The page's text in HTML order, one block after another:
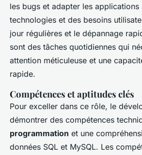
les bugs et adapter les
technologies et des besoins
jour régulières et le dépannage
sont des tâches quotidiennes qui
attention méticuleuse et une
rapide.
Compétences et aptitudes clés
Pour exceller dans ce rôle, le
démontrer des compétences
programmation et une
données SQL et MySQL. Les